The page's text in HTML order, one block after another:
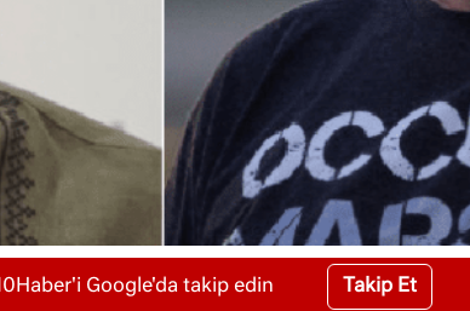
Google'da takip edin Takip Et